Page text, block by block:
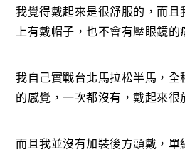
我覺得戴起來是很舒服的，而且
上有戴帽子，也不會有壓眼鏡的
我自己實戰台北馬拉松半馬，全
的感覺，一次都沒有，戴起來很
而且我並沒有加裝後方頭戴，單